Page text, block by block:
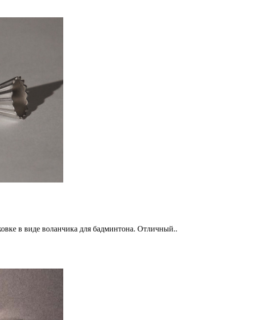
в виде воланчика для бадминтона. Отличный..